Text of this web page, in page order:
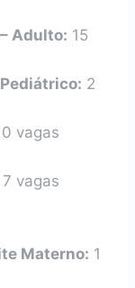
Adulto: 15
2
vagas
7 vagas
Materno: 1